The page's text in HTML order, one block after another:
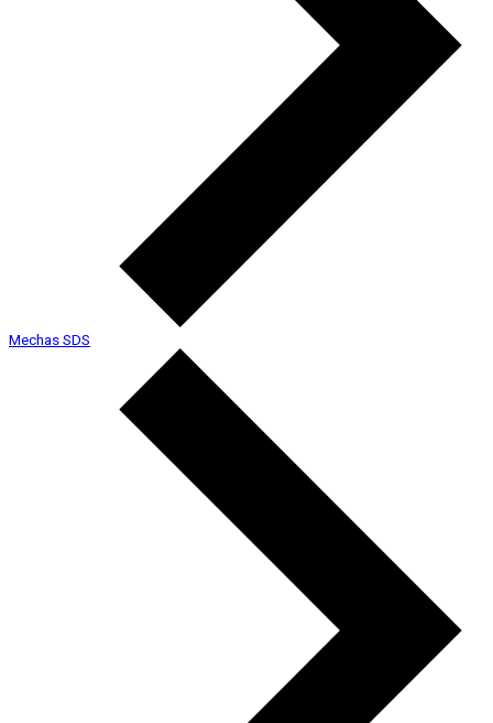
Mechas SDS